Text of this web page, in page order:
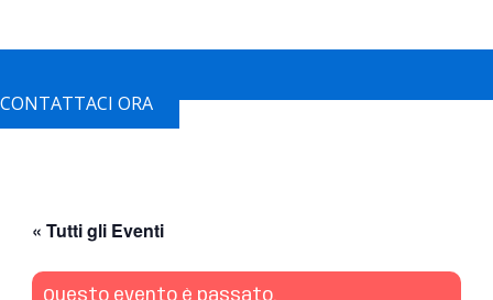
CONTATTACI ORA
« Tutti gli Eventi